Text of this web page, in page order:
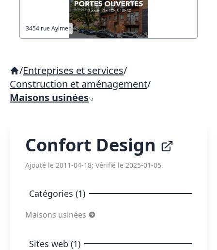
3454 rue Aylmer
/Entreprises et services/
Construction et aménagement/
Maisons usinées
Confort Design
Ajouté le 2011-04-18; Vérifié le 2025-01-05.
Catégories (1)
Maisons usinées
Sites web (1)